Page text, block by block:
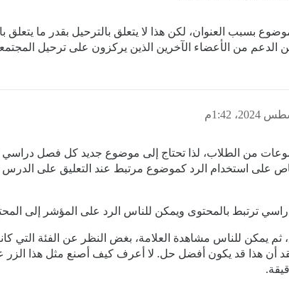
بسبب العنوان، لكن هذا لا يتعلق بالترحيل بقدر ما يتعلق
الدعم من الأعضاء الآخرين الذين يركزون على ترحيل
من الطلاب، لذا تحتاج إلى موضوع جديد كل فصل دراسي
على استخدام الرد كموضوع مرتبط عند التعليق على
ترتبط بالمحتوى ويمكن للناس الرد على المؤشر إلى
ثم يمكن للناس مشاهدة العلامة، بغض النظر عن الفئة
أن هذا قد يكون أفضل حل. لا أعرف كيف أصنع مثل هذا